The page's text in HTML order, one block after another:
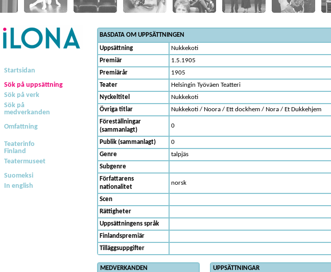
Startsidan
Sök på uppsättning
Sök på verk
Sök på
medverkanden
Omfattning
Teaterinfo
Finland
Teatermuseet
Suomeksi
In english
BASDATA OM UPPSÄTTNINGEN
Uppsättning
Nukkekoti
Premiär
1.5.1905
Premiärår
1905
Teater
Helsingin Työväen Teatteri
Nyckeltitel
Nukkekoti
Övriga titlar
Nukkekoti / Noora / Ett dockhem / Nora / Et Dukkehjem
Föreställningar
(sammanlagt)
0
Publik (sammanlagt)
0
Genre
talpjäs
Subgenre
Författarens
nationalitet
norsk
Scen
Rättigheter
Uppsättningens språk
Finlandspremiär
Tilläggsuppgifter
MEDVERKANDEN
UPPSÄTTNINGAR